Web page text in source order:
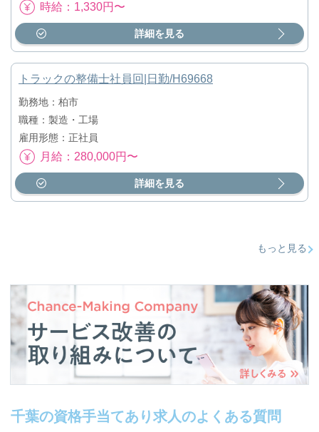
時給：1,330円〜
詳細を見る
トラックの整備士社員回|日勤/H69668
勤務地：柏市
職種：製造・工場
雇用形態：正社員
月給：280,000円〜
詳細を見る
もっと見る
千葉の資格手当てあり求人のよくある質問